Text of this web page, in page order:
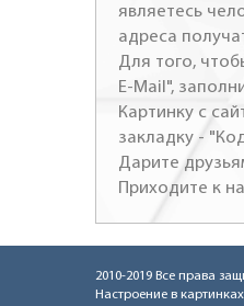
являетесь
адреса
Для того,
E-Mail",
Картинку с
закладку -
Дарите
Приходите к
2010-2019 Все права
Настроение в картинках